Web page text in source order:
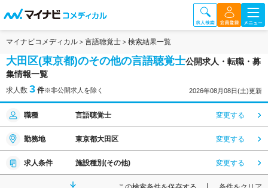
マイナビコメディカル 言語聴覚士 検索結果一覧
大田区(東京都)のその他の言語聴覚士公開求人・転職・募
集情報一覧
求人数 3 件※非公開求人を除く 2026年08月08日(土)更新
職種 言語聴覚士 変更する
勤務地 東京都大田区 変更する
求人条件 施設種別(その他) 変更する